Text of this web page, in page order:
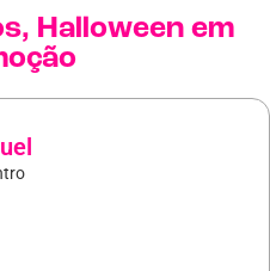
, Halloweenem